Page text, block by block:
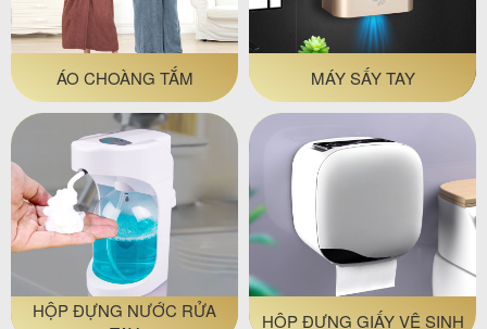
ÁO CHOÀNG TẮM MÁY SẤY TAY
HỘP ĐỰNG NƯỚC RỬA
HỘP ĐỰNG GIẤY VỆ SINH